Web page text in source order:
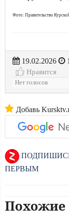
Фото: Правительство
19.02.2026
Нравится
Нет голосов
Добавь
ПЕРВЫМ
Похожие